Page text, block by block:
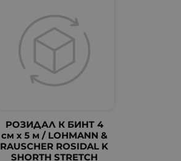
РОЗИДАЛ К БИНТ 4
см х 5 м / LOHMANN &
RAUSCHER ROSIDAL K
SHORTH STRETCH